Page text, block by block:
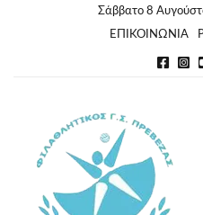
Σάββατο 8
ΕΠΙΚΟΙΝΩΝΙΑ